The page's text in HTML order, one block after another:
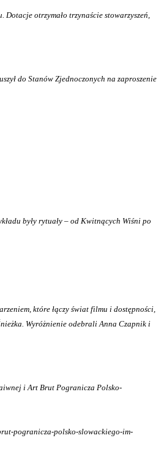
otrzymało trzynaście stowarzyszeń,
do Stanów Zjednoczonych na zaproszenie
były rytuały – od Kwitnących Wiśni po
które łączy świat filmu i dostępności,
Wyróżnienie odebrali Anna Czapnik i
i Art Brut Pogranicza Polsko-
pogranicza-polsko-slowackiego-im-